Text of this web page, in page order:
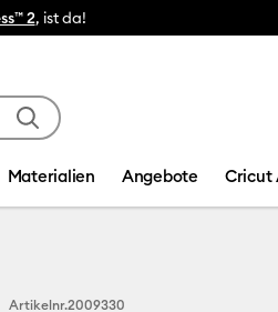
Materialien Angebote Cricut
Artikelnr.2009330